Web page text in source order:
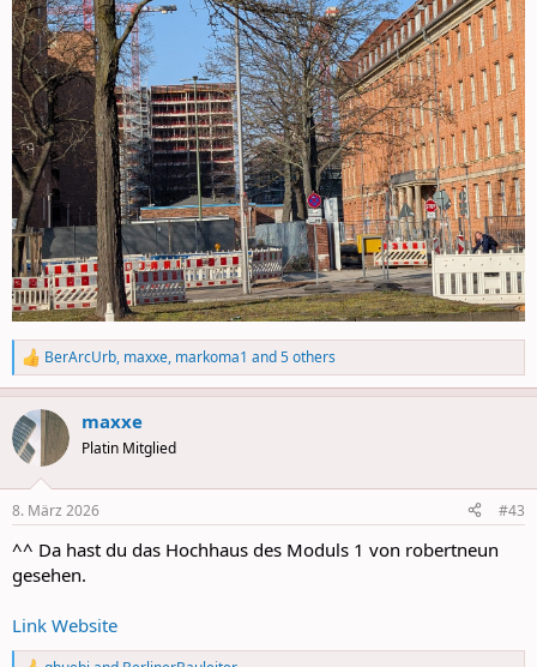
R
e
a
c
t
i
s
BerArcUrb, maxxe, markoma1 and 5 others
maxxe
Platin Mitglied
8. März 2026 #43
^^ Da hast du das Hochhaus des Moduls 1 von robertneun
gesehen.
Link Website